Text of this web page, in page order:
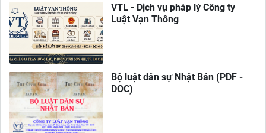
VTL - Dịch vụ pháp lý Công ty
Luật Vạn Thông
Bộ luật dân sự Nhật Bản (PDF -
DOC)